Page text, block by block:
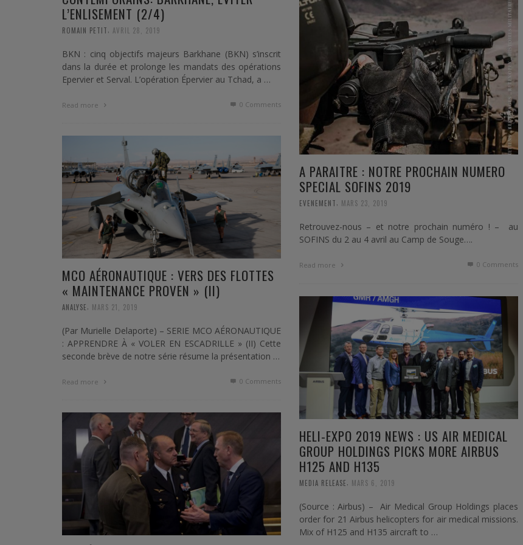
L’ENLISEMENT (2/4)
ROMAIN PETIT AVRIL 28, 2019
BKN : cinq objectifs majeurs Barkhane (BKN) s’inscrit
dans la durée et prolonge les mandats des opérations
Epervier et Serval. L’opération Épervier au Tchad, a …
Read more 0 Comments
A PARAITRE : NOTRE PROCHAIN NUMERO
SPECIAL SOFINS 2019
EVENEMENT, MARS 23, 2019
Retrouvez-nous – et notre prochain numéro ! – au
SOFINS du 2 au 4 avril au Camp de Souge….
Read more 0 Comments
MCO AÉRONAUTIQUE : VERS DES FLOTTES
« MAINTENANCE PROVEN » (II)
ANALYSE MARS 21, 2019
(Par Murielle Delaporte) – SERIE MCO AÉRONAUTIQUE
: APPRENDRE À « VOLER EN ESCADRILLE » (II) Cette
seconde brève de notre série résume la présentation …
Read more 0 Comments
HELI-EXPO 2019 NEWS : US AIR MEDICAL
GROUP HOLDINGS PICKS MORE AIRBUS
H125 AND H135
MEDIA RELEASE MARS 6, 2019
(Source : Airbus) – Air Medical Group Holdings places
order for 21 Airbus helicopters for air medical missions.
Mix of H125 and H135 aircraft to …